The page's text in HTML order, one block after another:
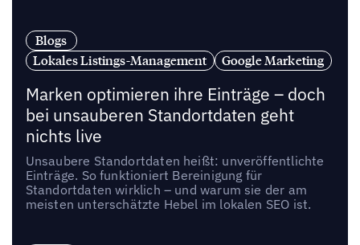
Blogs
Lokales Listings-Management
Google Marketing
Marken optimieren ihre Einträge – doch
bei unsauberen Standortdaten geht
nichts live
Unsaubere Standortdaten heißt: unveröffentlichte
Einträge. So funktioniert Bereinigung für
Standortdaten wirklich – und warum sie der am
meisten unterschätzte Hebel im lokalen SEO ist.